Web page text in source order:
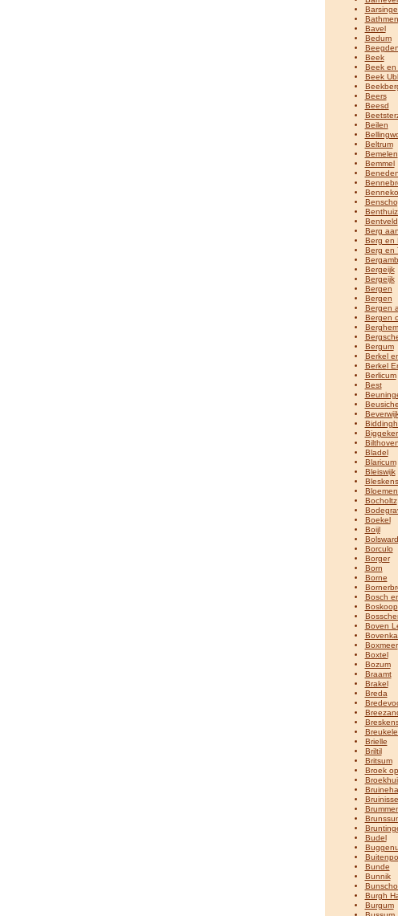
Bathmen
Bavel
Bedum
Beegden
Beek
Beek en
Beek
Beers
Beesd
Beilen
Beltrum
Bemelen
Bemmel
Bentveld
Berg
Berg en
Berg en
Bergeijk
Bergeijk
Bergen
Bergen
Bergen
Bergen
Berghem
Bergum
Berkel
Berkel
Berlicum
Best
Bilthoven
Bladel
Blaricum
Bleiswijk
Bocholtz
Boekel
Boijl
Bolsward
Borculo
Borger
Born
Borne
Bosch
Boskoop
Boven
Boxmeer
Boxtel
Bozum
Braamt
Brakel
Breda
Brielle
Briltil
Britsum
Broek
Bruinisse
Budel
Bunde
Bunnik
Burgh
Burgum